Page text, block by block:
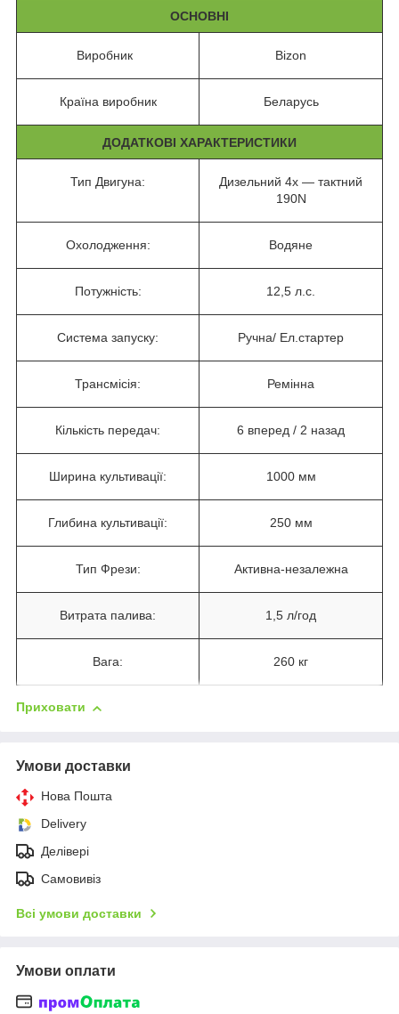
ОСНОВНІ
Виробник Bizon
Країна виробник Беларусь
ДОДАТКОВІ ХАРАКТЕРИСТИКИ
Тип Двигуна:
Дизельний 4х — тактний
190N
Охолодження: Водяне
Потужність: 12,5 л.с.
Система запуску: Ручна/ Ел.стартер
Трансмісія: Ремінна
Кількість передач: 6 вперед / 2 назад
Ширина культивації: 1000 мм
Глибина культивації: 250 мм
Тип Фрези: Активна-незалежна
Витрата палива: 1,5 л/год
Вага: 260 кг
Приховати
Умови доставки
Нова Пошта
Delivery
Делівері
Самовивіз
Всі умови доставки
Умови оплати